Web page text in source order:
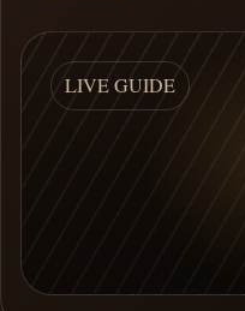
LIVE GUIDE